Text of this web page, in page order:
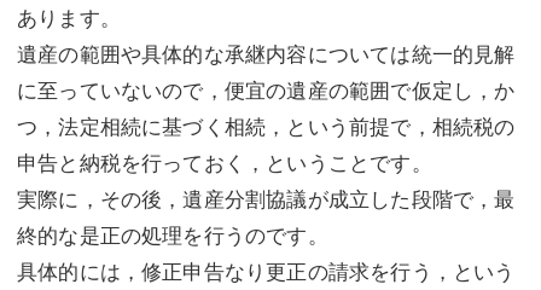
あります。
遺産の範囲や具体的な承継内容については統一的見解
に至っていないので，便宜の遺産の範囲で仮定し，か
つ，法定相続に基づく相続，という前提で，相続税の
申告と納税を行っておく，ということです。
実際に，その後，遺産分割協議が成立した段階で，最
終的な是正の処理を行うのです。
具体的には，修正申告なり更正の請求を行う，という